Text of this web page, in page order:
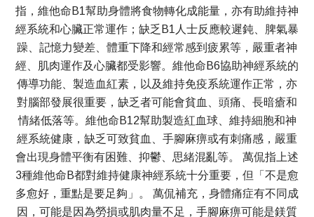
指，維他命B1幫助身體將食物轉化成能量，亦有助維持神
經系統和心臟正常運作；缺乏B1人士反應較遲鈍、脾氣暴
躁、記憶力變差、體重下降和經常感到疲累等，嚴重者神
經、肌肉運作及心臟都受影響。維他命B6協助神經系統的
傳導功能、製造血紅素，以及維持免疫系統運作正常，亦
對腦部發展很重要，缺乏者可能會貧血、頭痛、長暗瘡和
情緒低落等。維他命B12幫助製造紅血球、維持細胞和神
經系統健康，缺乏可致貧血、手腳麻痹或有刺痛感，嚴重
會出現身體平衡有困難、抑鬱、思緒混亂等。 萬侃指上述
3種維他命B都對維持健康神經系統十分重要，但「不是愈
多愈好，重點是要足夠」。 萬侃補充，身體痛症有不同成
因，可能是因為勞損或肌肉量不足，手腳麻痹可能是鎂質